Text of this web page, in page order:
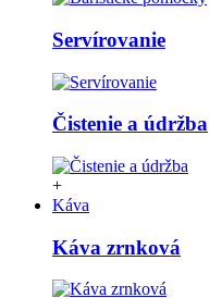
Servírovanie
Čistenie a údržba
+
Káva
Káva zrnková